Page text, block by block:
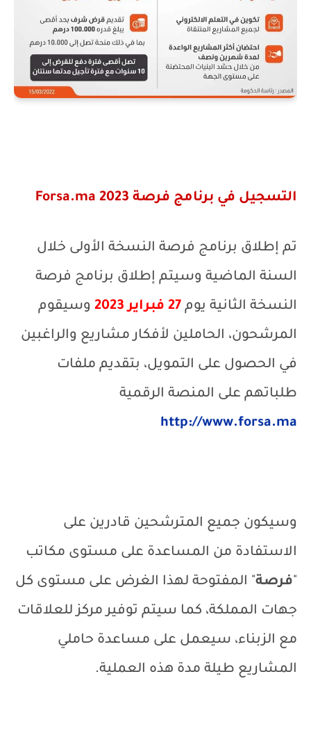
التسجيل في برنامج فرصة 2023 Forsa.ma
تم إطلاق برنامج فرصة النسخة الأولى خلال
السنة الماضية وسيتم إطلاق برنامج فرصة
النسخة الثانية يوم 27 فبراير 2023
وسيقوم
المرشحون، الحاملين لأفكار مشاريع والراغبين
في الحصول على التمويل، بتقديم ملفات
طلباتهم على المنصة الرقمية
http://www.forsa.ma
وسيكون جميع المترشحين قادرين على
الاستفادة من المساعدة على مستوى مكاتب
"فرصة" المفتوحة لهذا الغرض على مستوى كل
جهات المملكة، كما سيتم توفير مركز للعلاقات
مع الزبناء، سيعمل على مساعدة حاملي
المشاريع طيلة مدة هذه العملية.